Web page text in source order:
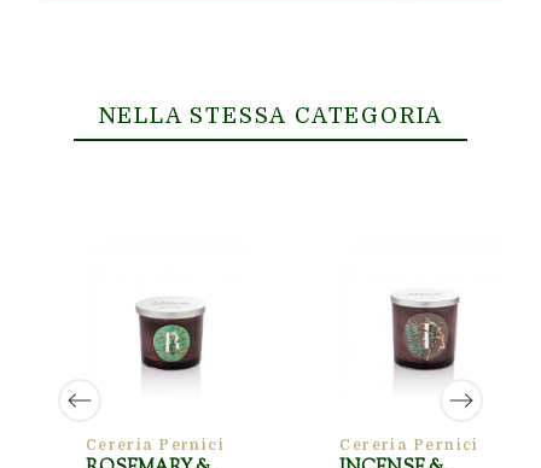
NELLA STESSA CATEGORIA
Cereria Pernici Cereria Pernici